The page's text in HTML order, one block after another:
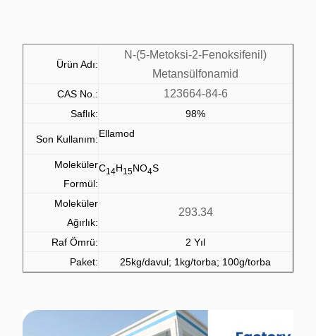
Ürün Adı:
N-(5-Metoksi-2-Fenoksifenil)
Metansülfonamid
CAS No.: 123664-84-6
Saflık: 98%
Son Kullanım:Ellamod
Moleküler
Formül:
C14H15NO4S
Moleküler
Ağırlık:
293.34
Raf Ömrü:
2 Yıl
Paket:
25kg/davul; 1kg/torba; 100g/torba